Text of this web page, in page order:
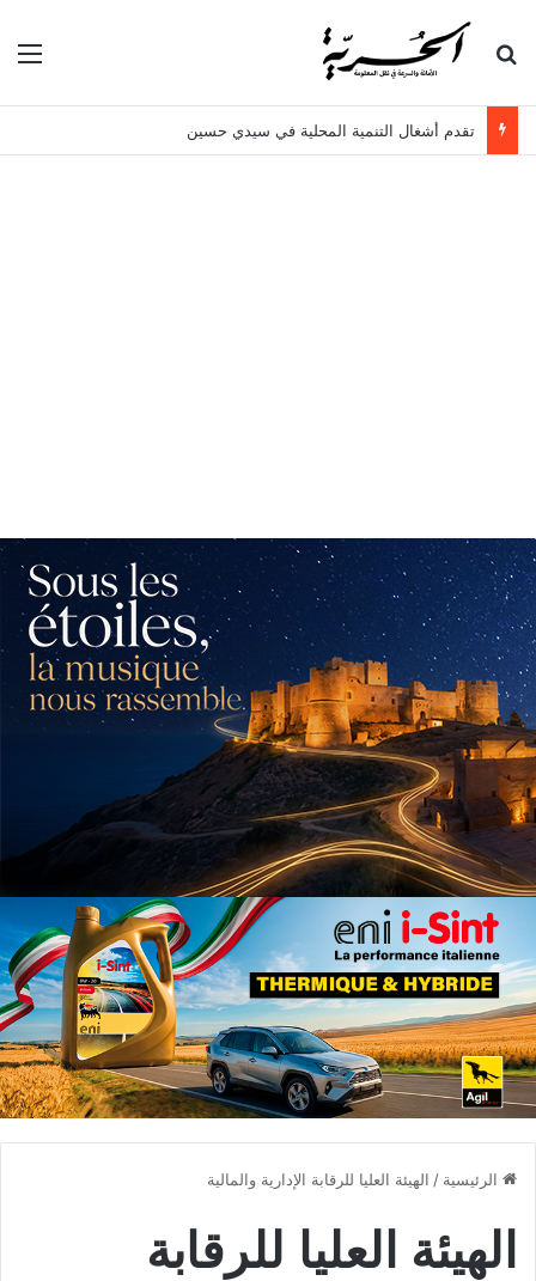
بحث عن
تقدم أشغال التنمية المحلية في سيدي حسين
الرئيسية / الهيئة العليا للرقابة الإدارية والمالية
الهيئة العليا للرقابة